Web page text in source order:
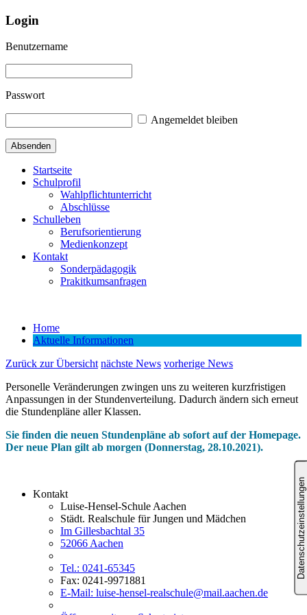
Login
Benutzername
Passwort
Angemeldet bleiben
Startseite
Schulprofil
Wahlpflichtunterricht
Abschlüsse
Schulleben
Berufsorientierung
Medienkonzept
Kontakt
Sonderpädagogik
Prakitkumsanfragen
Home
Aktuelle Informationen
Zurück zur Übersicht nächste News vorherige News
Personelle Veränderungen zwingen uns zu weiteren kurzfristigen
Anpassungen in der Stundenverteilung. Dadurch ändern sich erneut
die Stundenpläne aller Klassen.
Sie finden die neuen Stundenpläne ab sofort auf der Homepage.
Der neue Plan gilt ab morgen (Donnerstag, 28.10.2021).
Kontakt
Luise-Hensel-Schule Aachen
Städt. Realschule für Jungen und Mädchen
Im Gillesbachtal 35
52066 Aachen
Tel.: 0241-65345
Fax: 0241-9971881
E-Mail: luise-hensel-realschule@mail.aachen.de